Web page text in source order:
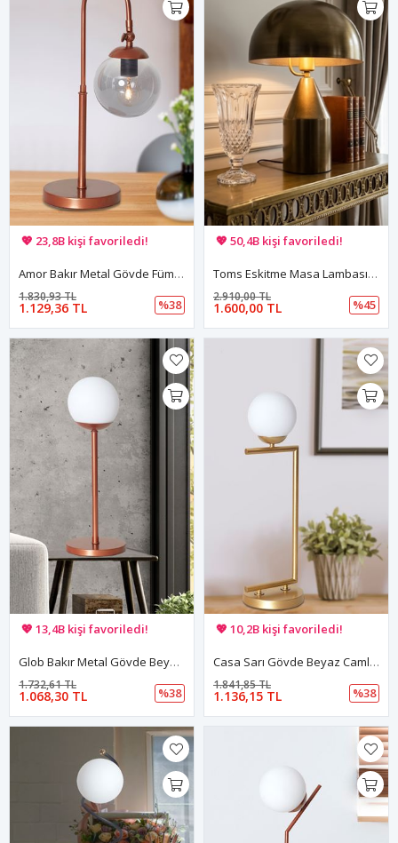
🚚 Hızlı teslimat yapılıyor!
💖 23,8B kişi favoriledi!
💸 Sepette 100 TL indirim!
Amor Bakır Metal Gövde Füme Camlı Tasarım Lüx Masa Lambası
1.129,36 TL
1.830,93 TL
%38
🚚 Hızlı teslimat yapılıyor!
💖 50,4B kişi favoriledi!
💸 Sepette 100 TL indirim!
Toms Eskitme Masa Lambası Modern Dekoratif Metal Tasarım Şık Aydınlatma
1.600,00 TL
2.910,00 TL
%45
🚚 Hızlı teslimat yapılıyor!
💖 13,4B kişi favoriledi!
💸 Sepette 100 TL indirim!
Glob Bakır Metal Gövde Beyaz Camlı Tasarım Lüx Masa Lambası
1.068,30 TL
1.732,61 TL
%38
🚚 Hızlı teslimat yapılıyor!
💖 10,2B kişi favoriledi!
💸 Sepette 100 TL indirim!
Casa Sarı Gövde Beyaz Camlı Tasarım Masa Lüx Lambası
1.136,15 TL
1.841,85 TL
%38